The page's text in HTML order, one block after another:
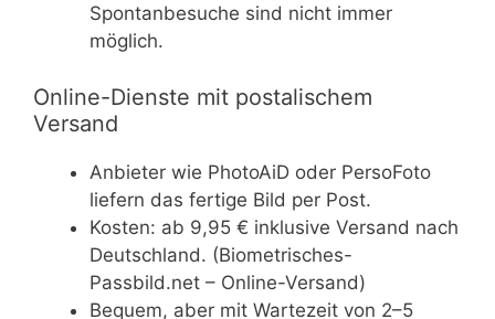
Spontanbesuche sind nicht immer
möglich.
Online-Dienste mit postalischem
Versand
Anbieter wie PhotoAiD oder PersoFoto
liefern das fertige Bild per Post.
Kosten: ab 9,95 € inklusive Versand nach
Deutschland. (Biometrisches-
Passbild.net – Online-Versand)
Bequem, aber mit Wartezeit von 2–5